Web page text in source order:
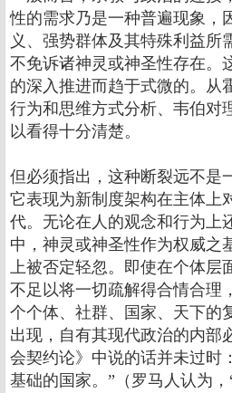
性的需求乃是一种普遍现象，
义、强势群体及其特殊利益所
不免诉诸神灵或神圣性存在。
的深入推进而趋于式微的。从
行为和思维方式分析、韦伯对
以看得十分清楚。
但必须指出，这种断裂远不是
它表现为新制度架构在主体上
代。无论在人的观念和行为上
中，神灵或神圣性作为权威之
上被否定轻忽。即使在个体层
不足以将一切疏解得合情合理
个个体、社群、国家、天下的
出现，自有其现代政治的内部
会契约论》中说的话并未过时
基础的国家。”（罗马人认为